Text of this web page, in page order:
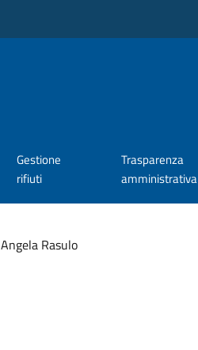
Gestione
rifiuti
Trasparenza
amministrativa
Angela Rasulo